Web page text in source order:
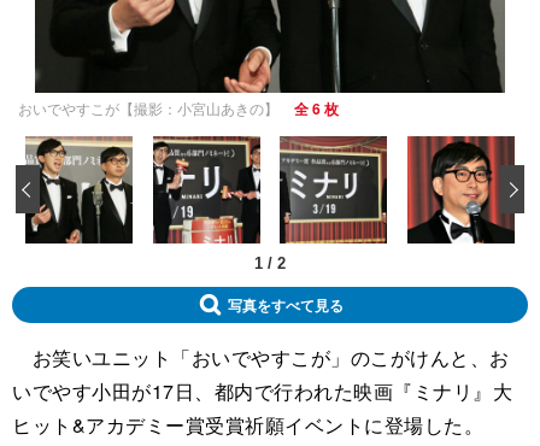
おいでやすこが【撮影：小宮山あきの】 全 6 枚
1 / 2
‹
写真をすべて見る
お笑いユニット「おいでやすこが」のこがけんと、お
いでやす小田が17日、都内で行われた映画『ミナリ』大
ヒット&アカデミー賞受賞祈願イベントに登場した。